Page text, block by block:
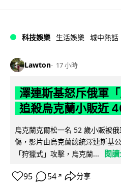
科技娛樂 生活娛樂 城中熱話
Lawton 17 小時
澤連斯基怒斥俄軍
追殺烏克蘭小販近
烏克蘭克爾松一名 52 歲小販被
傷，影片由烏克蘭總統澤連斯基
「狩獵式」攻擊，烏克蘭...
閱
95 54 ↗ 分享